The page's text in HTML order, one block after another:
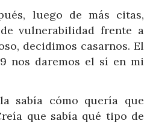
luego de más citas,
vulnerabilidad frente a
decidimos casarnos. El
nos daremos el sí en mi
sabía cómo quería que
que sabía qué tipo de